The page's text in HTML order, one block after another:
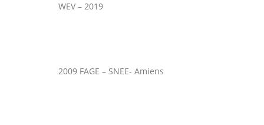
WEV – 2019
2009 FAGE – SNEE- Amiens